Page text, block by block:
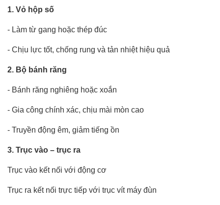
1. Vỏ hộp số
- Làm từ gang hoặc thép đúc
- Chịu lực tốt, chống rung và tản nhiệt hiệu quả
2. Bộ bánh răng
- Bánh răng nghiêng hoặc xoắn
- Gia công chính xác, chịu mài mòn cao
- Truyền động êm, giảm tiếng ồn
3. Trục vào – trục ra
Trục vào kết nối với động cơ
Trục ra kết nối trực tiếp với trục vít máy đùn